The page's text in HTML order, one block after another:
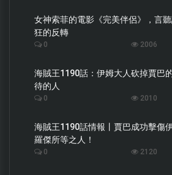
女神索菲的電影《完美伴侶》，言
狂的反轉
0 2006
海賊王1190話：伊姆大人砍掉賈巴
待的人
0 2010
海賊王1190話情報丨賈巴成功擊傷
羅傑所等之人！
0 2120